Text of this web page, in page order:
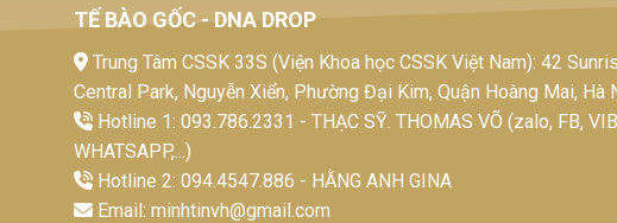
TẾ BÀO GỐC - DNA DROP
Trung Tâm CSSK 33S (Viện Khoa học CSSK Việt Nam): 42
Central Park, Nguyễn Xiển, Phường Đại Kim, Quận Hoàng Mai, Hà
Hotline 1: 093.786.2331 - THẠC SỸ. THOMAS VÕ (zalo, FB,
WHATSAPP,...)
Hotline 2: 094.4547.886 - HẰNG ANH GINA
Email: minhtinvh@gmail.com